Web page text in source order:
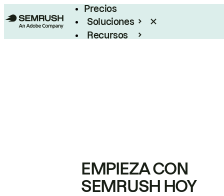
Precios
Soluciones
Recursos
EMPIEZA CON
SEMRUSH HOY